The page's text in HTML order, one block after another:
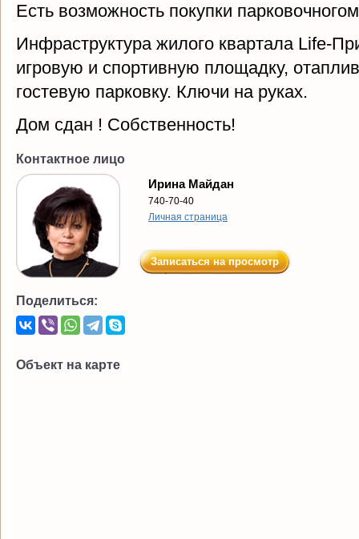
Есть возможность покупки
Инфраструктура жилого квартала Life-
игровую и спортивную площадку,
гостевую парковку. Ключи на руках.
Дом сдан ! Собственность!
Контактное лицо
Ирина Майдан
740-70-40
Личная страница
Записаться на просмотр
Поделиться:
Объект на карте